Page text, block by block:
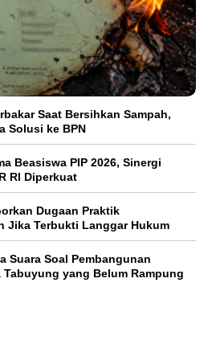
Saat Bersihkan Sampah,
Solusi ke BPN
Beasiswa PIP 2026, Sinergi
RI Diperkuat
Dugaan Praktik
Jika Terbukti Langgar Hukum
Suara Soal Pembangunan
yang Belum Rampung